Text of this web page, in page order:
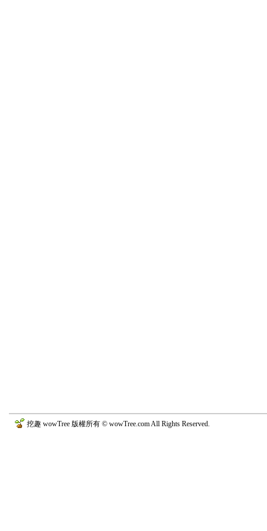
挖趣 wowTree 版權所有 © wowTree.com All Rights Reserved.